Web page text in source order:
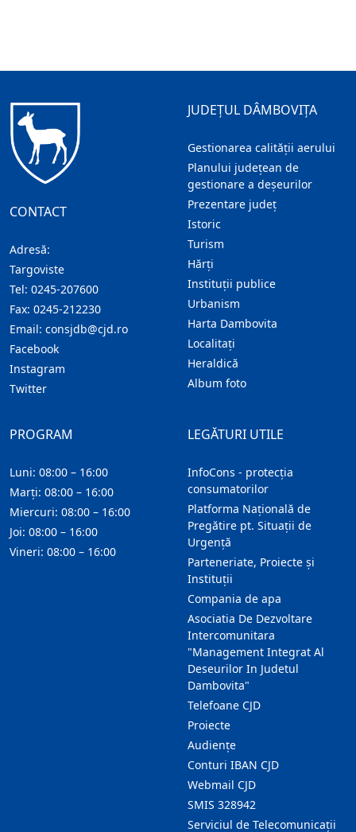
CONTACT
Adresă:
Targoviste
Tel: 0245-207600
Fax: 0245-212230
Email: consjdb@cjd.ro
Facebook
Instagram
Twitter
JUDEȚUL DÂMBOVIȚA
Gestionarea calității aerului
Planului județean de
gestionare a deșeurilor
Prezentare judeţ
Istoric
Turism
Hărţi
Instituţii publice
Urbanism
Harta Dambovita
Localitaţi
Heraldică
Album foto
LEGĂTURI UTILE
InfoCons - protecția
consumatorilor
Platforma Națională de
Pregătire pt. Situații de
Urgență
Parteneriate, Proiecte și
Instituții
Compania de apa
Asociatia De Dezvoltare
Intercomunitara
"Management Integrat Al
Deseurilor In Judetul
Dambovita"
Telefoane CJD
Proiecte
Audienţe
Conturi IBAN CJD
Webmail CJD
SMIS 328942
Serviciul de Telecomunicații
PROGRAM
Luni: 08:00 – 16:00
Marți: 08:00 – 16:00
Miercuri: 08:00 – 16:00
Joi: 08:00 – 16:00
Vineri: 08:00 – 16:00